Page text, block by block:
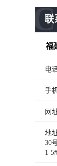
联
C
福
电
手
网
地
30
1-